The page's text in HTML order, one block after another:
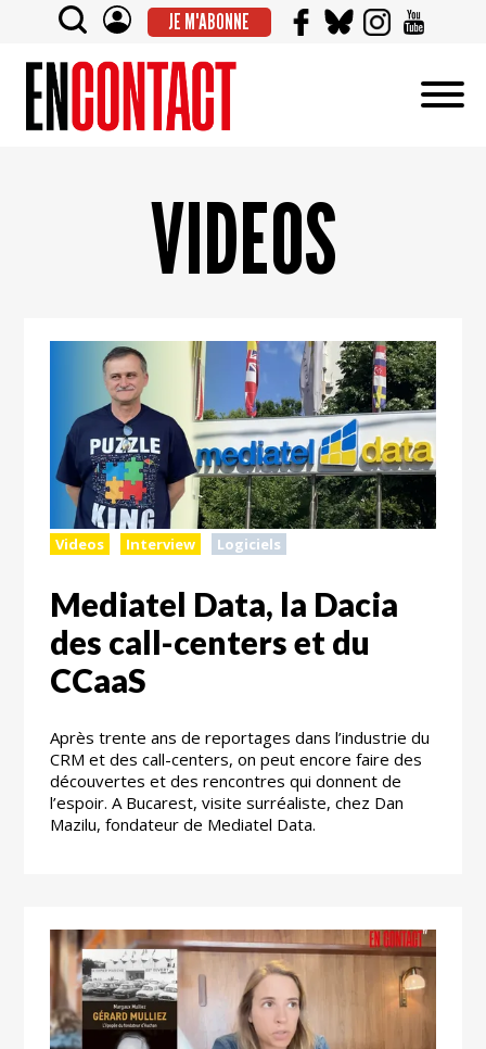
JE M'ABONNE
VIDEOS
Videos Interview Logiciels
Mediatel Data, la Dacia
des call-centers et du
CCaaS
Après trente ans de reportages dans l’industrie du
CRM et des call-centers, on peut encore faire des
découvertes et des rencontres qui donnent de
l’espoir. A Bucarest, visite surréaliste, chez Dan
Mazilu, fondateur de Mediatel Data.